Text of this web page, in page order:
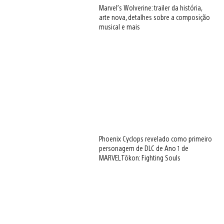
Marvel’s Wolverine: trailer da história,
arte nova, detalhes sobre a composição
musical e mais
Phoenix Cyclops revelado como primeiro
personagem de DLC de Ano 1 de
MARVEL Tōkon: Fighting Souls